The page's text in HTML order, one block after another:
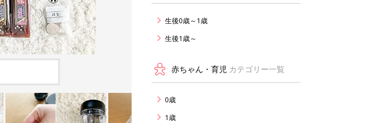
生後0歳～1歳
生後1歳～
赤ちゃん・育児 カテゴリー一覧
0歳
1歳